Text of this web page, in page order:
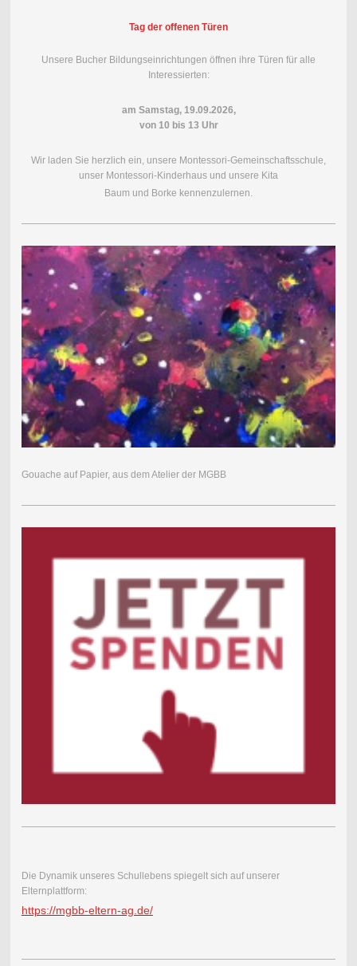
Tag der offenen Türen
Unsere Bucher Bildungseinrichtungen öffnen ihre Türen für alle
Interessierten:
am Samstag, 19.09.2026,
von 10 bis 13 Uhr
Wir laden Sie herzlich ein, unsere Montessori-Gemeinschaftsschule,
unser Montessori-Kinderhaus und unsere Kita
Baum und Borke kennenzulernen.
Gouache auf Papier, aus dem Atelier der MGBB
Die Dynamik unseres Schullebens spiegelt sich auf unserer
Elternplattform:
https://mgbb-eltern-ag.de/